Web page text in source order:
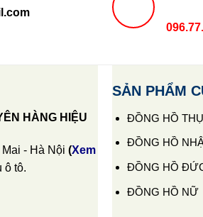
HÀNG HIỆU
- Hà Nội (Xem
ô tô.
SẢN PHẨM
ĐỒNG HỒ
ĐỒNG HỒ
ĐỒNG HỒ
ĐỒNG HỒ NỮ